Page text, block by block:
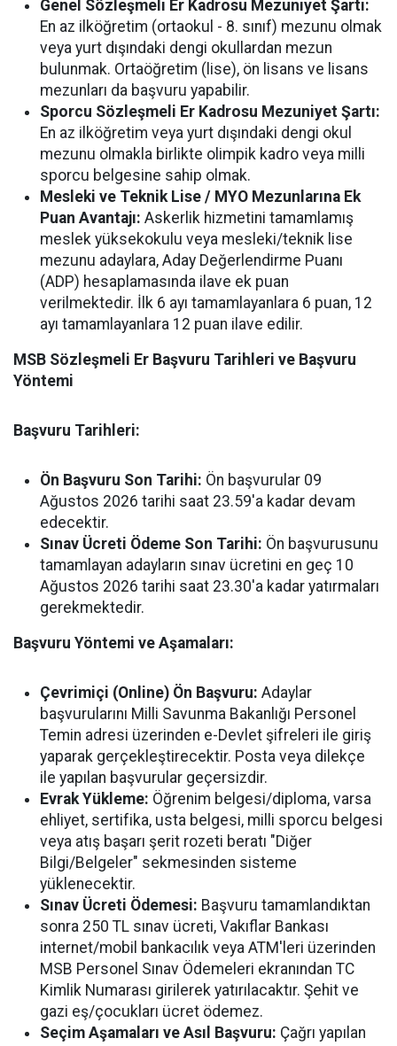
Genel Sözleşmeli Er Kadrosu Mezuniyet Şartı:
En az ilköğretim (ortaokul - 8. sınıf) mezunu olmak
veya yurt dışındaki dengi okullardan mezun
bulunmak. Ortaöğretim (lise), ön lisans ve lisans
mezunları da başvuru yapabilir.
Sporcu Sözleşmeli Er Kadrosu Mezuniyet Şartı:
En az ilköğretim veya yurt dışındaki dengi okul
mezunu olmakla birlikte olimpik kadro veya milli
sporcu belgesine sahip olmak.
Mesleki ve Teknik Lise / MYO Mezunlarına Ek
Puan Avantajı: Askerlik hizmetini tamamlamış
meslek yüksekokulu veya mesleki/teknik lise
mezunu adaylara, Aday Değerlendirme Puanı
(ADP) hesaplamasında ilave ek puan
verilmektedir. İlk 6 ayı tamamlayanlara 6 puan, 12
ayı tamamlayanlara 12 puan ilave edilir.
MSB Sözleşmeli Er Başvuru Tarihleri ve Başvuru
Yöntemi
Başvuru Tarihleri:
Ön Başvuru Son Tarihi: Ön başvurular 09
Ağustos 2026 tarihi saat 23.59'a kadar devam
edecektir.
Sınav Ücreti Ödeme Son Tarihi: Ön başvurusunu
tamamlayan adayların sınav ücretini en geç 10
Ağustos 2026 tarihi saat 23.30'a kadar yatırmaları
gerekmektedir.
Başvuru Yöntemi ve Aşamaları:
Çevrimiçi (Online) Ön Başvuru: Adaylar
başvurularını Milli Savunma Bakanlığı Personel
Temin adresi üzerinden e-Devlet şifreleri ile giriş
yaparak gerçekleştirecektir. Posta veya dilekçe
ile yapılan başvurular geçersizdir.
Evrak Yükleme: Öğrenim belgesi/diploma, varsa
ehliyet, sertifika, usta belgesi, milli sporcu belgesi
veya atış başarı şerit rozeti beratı "Diğer
Bilgi/Belgeler" sekmesinden sisteme
yüklenecektir.
Sınav Ücreti Ödemesi: Başvuru tamamlandıktan
sonra 250 TL sınav ücreti, Vakıflar Bankası
internet/mobil bankacılık veya ATM'leri üzerinden
MSB Personel Sınav Ödemeleri ekranından TC
Kimlik Numarası girilerek yatırılacaktır. Şehit ve
gazi eş/çocukları ücret ödemez.
Seçim Aşamaları ve Asıl Başvuru: Çağrı yapılan